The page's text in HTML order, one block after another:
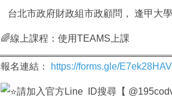
台北市政府財政組市政顧問， 逢甲大
🌈線上課程：使用TEAMS上課
報名連結： https://forms.gle/
請加入官方Line ID搜尋【